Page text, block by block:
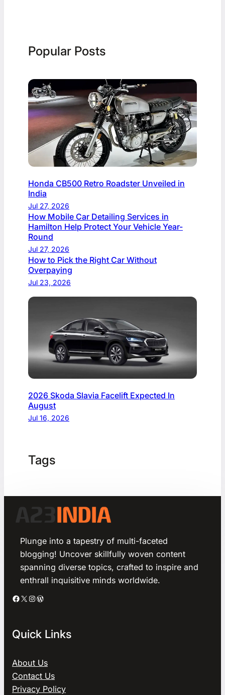
Popular Posts
Honda CB500 Retro Roadster Unveiled in
India
Jul 27, 2026
How Mobile Car Detailing Services in
Hamilton Help Protect Your Vehicle Year-
Round
Jul 27, 2026
How to Pick the Right Car Without
Overpaying
Jul 23, 2026
2026 Skoda Slavia Facelift Expected In
August
Jul 16, 2026
Tags
Plunge into a tapestry of multi-faceted
blogging! Uncover skillfully woven content
spanning diverse topics, crafted to inspire and
enthrall inquisitive minds worldwide.
Facebook X Instagram WordPress
Quick Links
About Us
Contact Us
Privacy Policy